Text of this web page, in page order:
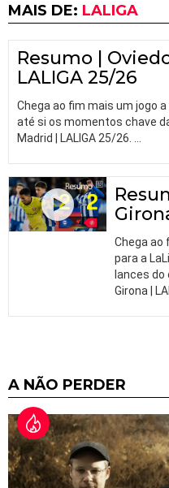
MAIS DE: LALIGA
Resumo |
LALIGA 25/26
Chega ao fim mais um jogo
até si os momentos chave
Madrid | LALIGA 25/26.
Chega ao
para a
lances do
Girona |
A NÃO PERDER